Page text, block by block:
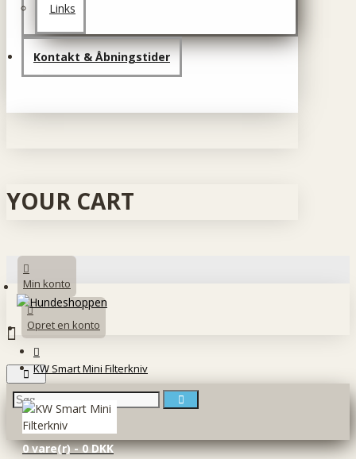
Links
Kontakt & Åbningstider
YOUR CART
Min konto
Opret en konto
0 vare(r) - 0 DKK
KW Smart Mini Filterkniv